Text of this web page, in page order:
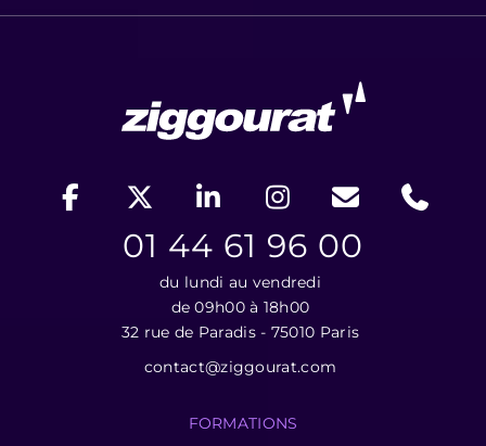
01 44 61 96 00
du lundi au vendredi
de 09h00 à 18h00
32 rue de Paradis - 75010 Paris
contact@ziggourat.com
FORMATIONS